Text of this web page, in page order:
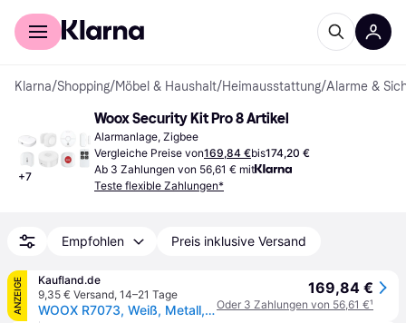
Für Shopper
Klarna/Shopping/Möbel & Haushalt/Heimausstattung/Alarme &
+7
Woox Security Kit Pro 8 Artikel
Alarmanlage, Zigbee
Vergleiche Preise von169,84 €bis174,20 €
Ab 3 Zahlungen von 56,61 € mit
Teste flexible Zahlungen*
Empfohlen Preis inklusive Versand
ANZEIGE
Kaufland.de
9,35 € Versand, 14–21 Tage
WOOX R7073, Weiß, Metall, Kunststoff, USB, Smart Wireless Gateway, Smart Zigbee PIR Motion Sensor, Smart Zigbee Smoke Alarm, Smart Zigbee..., R7070, R7056, R7049, R7047, R7048, R7051, R7052, R7054, Verkabelt & Kabellos
169,84 €
Oder 3 Zahlungen von 56,61 €¹